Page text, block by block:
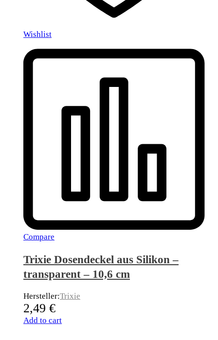
Wishlist
Compare
Trixie Dosendeckel aus Silikon –
transparent – 10,6 cm
Hersteller:Trixie
2,49 €
Add to cart